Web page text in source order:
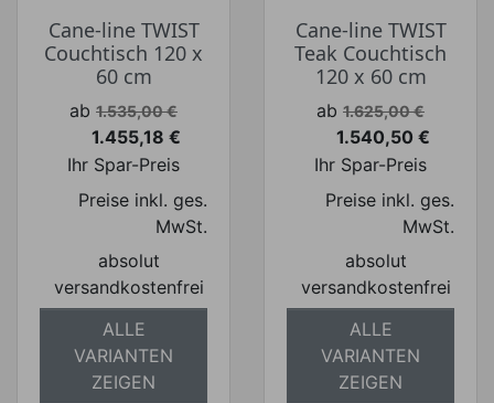
Cane-line TWIST
Couchtisch 120 x
60 cm
Verkaufspreis
ab 1.535,00 €
Preis
1.455,18 €
Ihr Spar-Preis
Preise inkl. ges.
MwSt.
absolut
versandkostenfrei
ALLE
VARIANTEN
ZEIGEN
Cane-line TWIST
Teak Couchtisch
120 x 60 cm
Verkaufspreis
ab 1.625,00 €
Preis
1.540,50 €
Ihr Spar-Preis
Preise inkl. ges.
MwSt.
absolut
versandkostenfrei
ALLE
VARIANTEN
ZEIGEN